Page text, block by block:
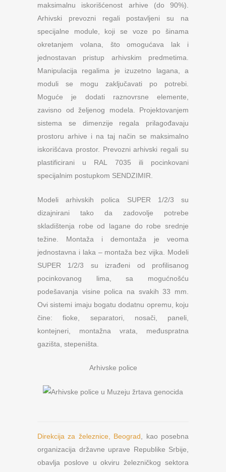
maksimalnu iskorišćenost arhive (do 90%).
Arhivski prevozni regali postavljeni su na
specijalne module, koji se voze po šinama
okretanjem volana, što omogućava lak i
jednostavan pristup arhivskim predmetima.
Manipulacija regalima je izuzetno lagana, a
moduli se mogu zaključavati po potrebi.
Moguće je dodati raznovrsne elemente,
zavisno od željenog modela. Projektovanjem
sistema se dimenzije regala prilagođavaju
prostoru arhive i na taj način se maksimalno
iskorišćava prostor. Prevozni arhivski regali su
plastificirani u RAL 7035 ili pocinkovani
specijalnim postupkom SENDZIMIR.
Modeli arhivskih polica SUPER 1/2/3 su
dizajnirani tako da zadovolje potrebe
skladištenja robe od lagane do robe srednje
težine. Montaža i demontaža je veoma
jednostavna i laka – montaža bez vijka. Modeli
SUPER 1/2/3 su izrađeni od profilisanog
pocinkovanog lima, sa mogućnošću
podešavanja visine polica na svakih 33 mm.
Ovi sistemi imaju bogatu dodatnu opremu, koju
čine: fioke, separatori, nosači, paneli,
kontejneri, montažna vrata, međuspratna
gazišta, stepeništa.
Arhivske police
Direkcija za železnice, Beograd, kao posebna
organizacija državne uprave Republike Srbije,
obavlja poslove u okviru železničkog sektora